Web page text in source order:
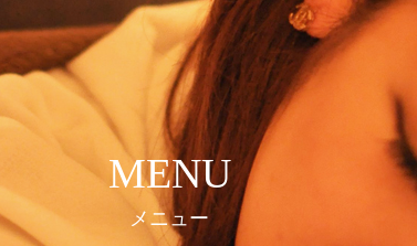
MENU
メニュー